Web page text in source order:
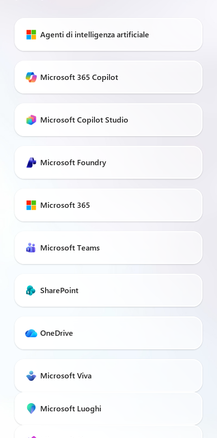
Agenti di intelligenza artificiale
Microsoft 365 Copilot
Microsoft Copilot Studio
Microsoft Foundry
Microsoft 365
Microsoft Teams
SharePoint
OneDrive
Microsoft Viva
Microsoft Luoghi